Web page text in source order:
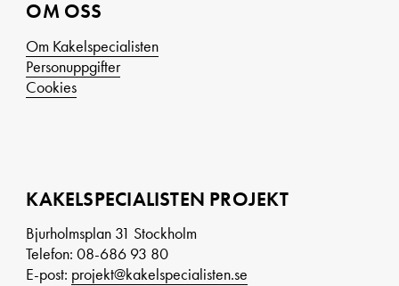
OM OSS
Om Kakelspecialisten
Personuppgifter
Cookies
KAKELSPECIALISTEN PROJEKT
Bjurholmsplan 31 Stockholm
Telefon: 08-686 93 80
E-post: projekt@kakelspecialisten.se